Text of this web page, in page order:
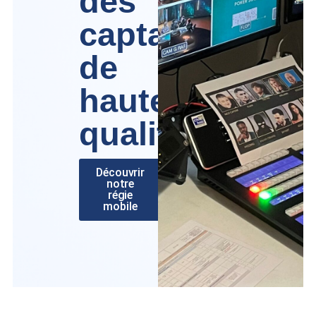
captations
de
haute
qualité
Découvrir
notre
régie
mobile